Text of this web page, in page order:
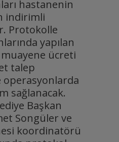
hastanenin
indirimli
Protokolle
yapılan
ücreti
talep
operasyonlarda
sağlanacak.
Başkan
Songüler ve
koordinatörü